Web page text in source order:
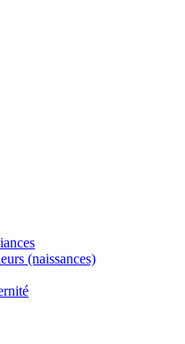
(naissances)